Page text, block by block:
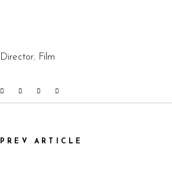
Director, Film
PREV ARTICLE